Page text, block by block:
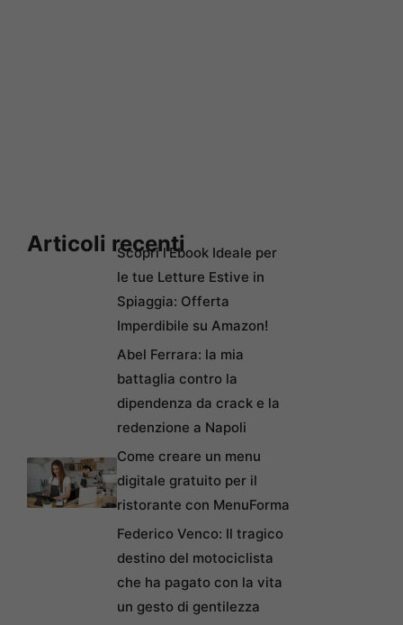
Articoli recentiScopri l’Ebook Ideale per
le tue Letture Estive in
Spiaggia: Offerta
Imperdibile su Amazon!
Abel Ferrara: la mia
battaglia contro la
dipendenza da crack e la
redenzione a Napoli
Come creare un menu
digitale gratuito per il
ristorante con MenuForma
Federico Venco: Il tragico
destino del motociclista
che ha pagato con la vita
un gesto di gentilezza